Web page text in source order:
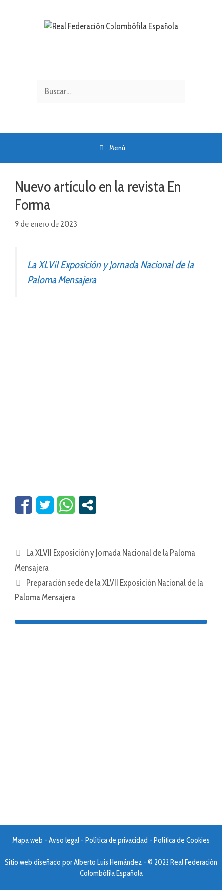
Buscar:
Menú
Nuevo artículo en la revista En
Forma
9 de enero de 2023
La XLVII Exposición y Jornada Nacional de la
Paloma Mensajera
La XLVII Exposición y Jornada Nacional de la Paloma
Mensajera
Preparación sede de la XLVII Exposición Nacional de la
Paloma Mensajera
Mapa web - Aviso legal - Política de privacidad - Política de Cookies
Sitio web diseñado porAlberto Luis Hernández - © 2022 Real Federación
Colombófila Española